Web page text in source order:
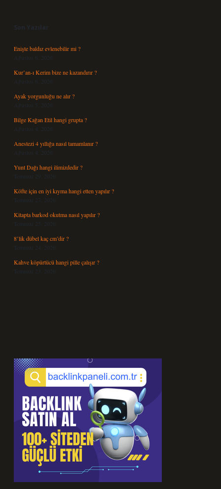
Son Yazılar
Enişte baldız evlenebilir mi ?
Ağustos 6, 2026
Kur’an-ı Kerim bize ne kazandırır ?
Ağustos 6, 2026
Ayak yorgunluğu ne alır ?
Ağustos 5, 2026
Bilge Kağan Etil hangi grupta ?
Ağustos 4, 2026
Anestezi 4 yıllığa nasıl tamamlanır ?
Ağustos 4, 2026
Yunt Dağı hangi ilimizdedir ?
Temmuz 29, 2026
Köfte için en iyi kıyma hangi etten yapılır ?
Temmuz 27, 2026
Kitapta barkod okutma nasıl yapılır ?
Temmuz 25, 2026
8’lik dübel kaç cm’dir ?
Temmuz 24, 2026
Kahve köpürtücü hangi pille çalışır ?
Temmuz 23, 2026